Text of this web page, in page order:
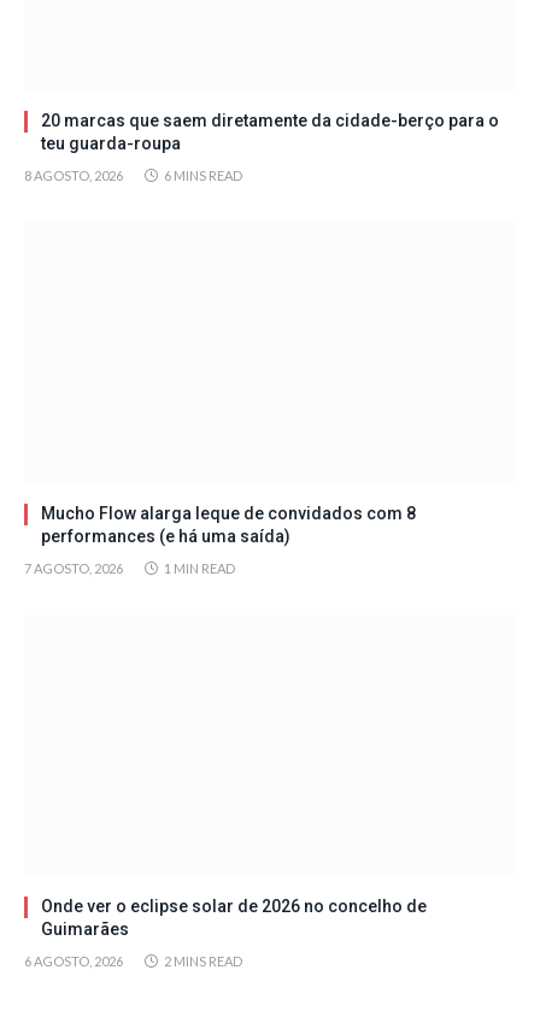
20 marcas que saem diretamente da cidade-berço para o
teu guarda-roupa
8 AGOSTO, 2026 6 MINS READ
Mucho Flow alarga leque de convidados com 8
performances (e há uma saída)
7 AGOSTO, 2026 1 MIN READ
Onde ver o eclipse solar de 2026 no concelho de
Guimarães
6 AGOSTO, 2026 2 MINS READ